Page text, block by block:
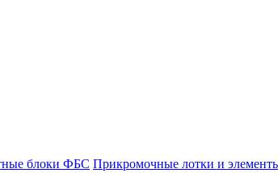
блоки ФБС Прикромочные лотки и